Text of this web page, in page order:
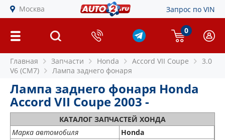
Москва Запрос по VIN
0
Главная Запчасти Honda Accord VII Coupe
3.0
V6 (CM7)
Лампа заднего фонаря
Лампа заднего фонаря Honda
Accord VII Coupe 2003 -
КАТАЛОГ ЗАПЧАСТЕЙ ХОНДА
Марка автомобиля
Honda